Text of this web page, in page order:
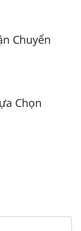
Chuyển
Chọn